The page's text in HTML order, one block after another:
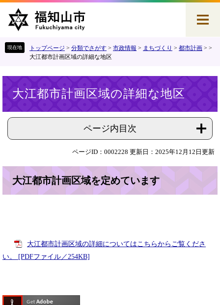
す
し
トップページ > 分類でさがす > 市政情報 > まちづくり > 都市計画 > >
大江都市計画区域の詳細な地区
大江都市計画区域の詳細な地区
ページ内目次
ページID：0002228 更新日：2025年12月12日更新
大江都市計画区域を定めています
大江都市計画区域の詳細についてはこちらからご覧くださ
い。 [PDFファイル／254KB]